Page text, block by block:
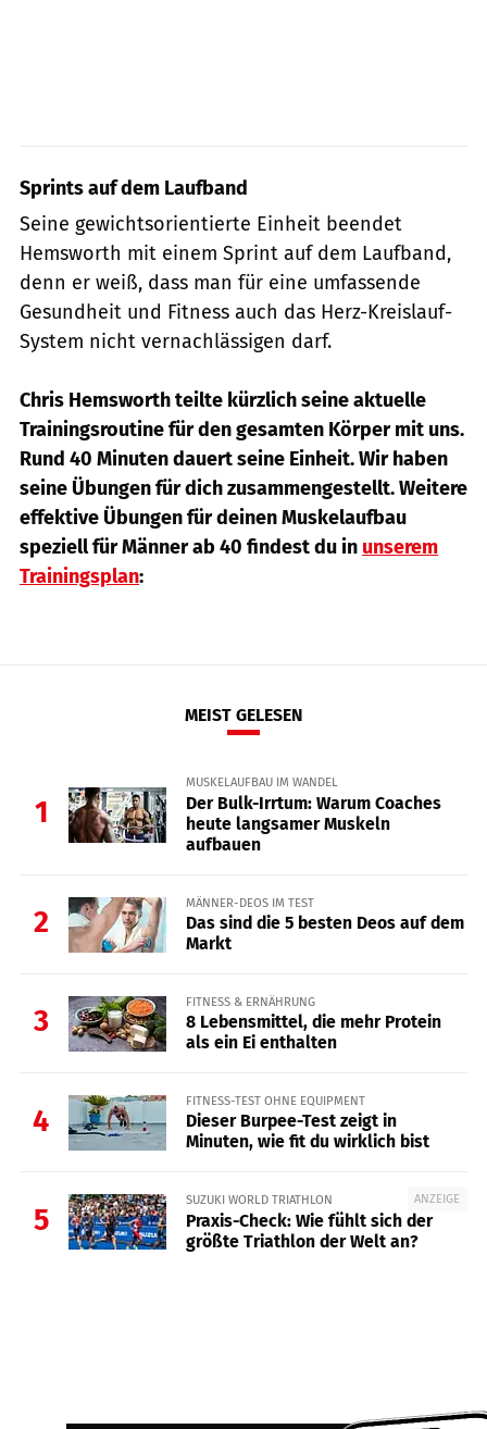
Sprints auf dem Laufband
Seine gewichtsorientierte Einheit beendet
Hemsworth mit einem Sprint auf dem Laufband,
denn er weiß, dass man für eine umfassende
Gesundheit und Fitness auch das Herz-Kreislauf-
System nicht vernachlässigen darf.
Chris Hemsworth teilte kürzlich seine aktuelle
Trainingsroutine für den gesamten Körper mit uns.
Rund 40 Minuten dauert seine Einheit. Wir haben
seine Übungen für dich zusammengestellt. Weitere
effektive Übungen für deinen Muskelaufbau
speziell für Männer ab 40 findest du in unserem
Trainingsplan:
MEIST GELESEN
1
MUSKELAUFBAU IM WANDEL
Der Bulk-Irrtum: Warum Coaches
heute langsamer Muskeln
aufbauen
2
MÄNNER-DEOS IM TEST
Das sind die 5 besten Deos auf dem
Markt
3
FITNESS & ERNÄHRUNG
8 Lebensmittel, die mehr Protein
als ein Ei enthalten
4
FITNESS-TEST OHNE EQUIPMENT
Dieser Burpee-Test zeigt in
Minuten, wie fit du wirklich bist
5
ANZEIGE
SUZUKI WORLD TRIATHLON
Praxis-Check: Wie fühlt sich der
größte Triathlon der Welt an?